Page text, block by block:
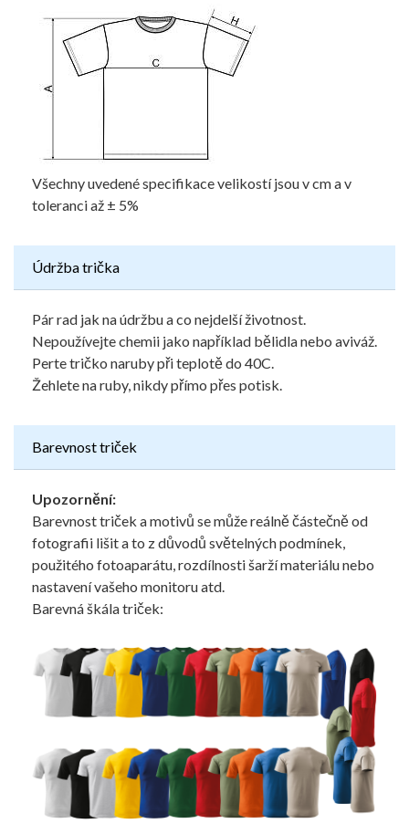
Všechny uvedené specifikace velikostí jsou v cm a v
toleranci až ± 5%
Údržba trička
Pár rad jak na údržbu a co nejdelší životnost.
Nepoužívejte chemii jako například bělidla nebo aviváž.
Perte tričko naruby při teplotě do 40C.
Žehlete na ruby, nikdy přímo přes potisk.
Barevnost triček
Upozornění:
Barevnost triček a motivů se může reálně částečně od
fotografii lišit a to z důvodů světelných podmínek,
použitého fotoaparátu, rozdílnosti šarží materiálu nebo
nastavení vašeho monitoru atd.
Barevná škála triček: